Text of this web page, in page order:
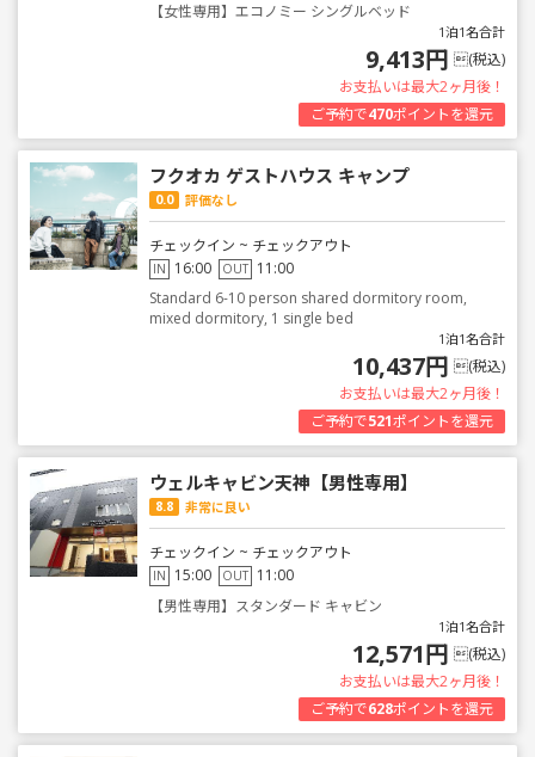
【女性専用】エコノミー シングルベッド
1泊1名合計
9,413円 (税込)
お支払いは最大2ヶ月後！
ご予約で470ポイントを還元
フクオカ ゲストハウス キャンプ
0.0 評価なし
チェックイン ~ チェックアウト
IN 16:00 OUT 11:00
Standard 6-10 person shared dormitory room,
mixed dormitory, 1 single bed
1泊1名合計
10,437円 (税込)
お支払いは最大2ヶ月後！
ご予約で521ポイントを還元
ウェルキャビン天神【男性専用】
8.8 非常に良い
チェックイン ~ チェックアウト
IN 15:00 OUT 11:00
【男性専用】スタンダード キャビン
1泊1名合計
12,571円 (税込)
お支払いは最大2ヶ月後！
ご予約で628ポイントを還元